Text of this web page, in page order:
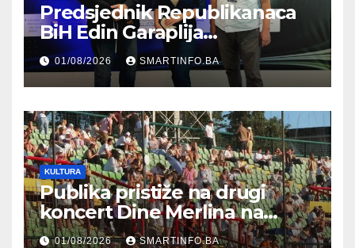
Predsjednik Republikanaca
BiH Edin Garaplija
prisustvovao prezentaciji
Federalnog sajma
zapošljavanja
01/08/2026 SMARTINFO.BA
KULTURA
Publika pristiže na drugi
koncert Dine Merlina na
Koševu
01/08/2026 SMARTINFO.BA